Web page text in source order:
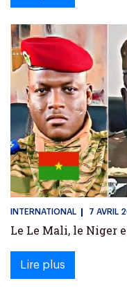
INTERNATIONAL 7 AVRIL
Le Le Mali, le Niger
Lire plus